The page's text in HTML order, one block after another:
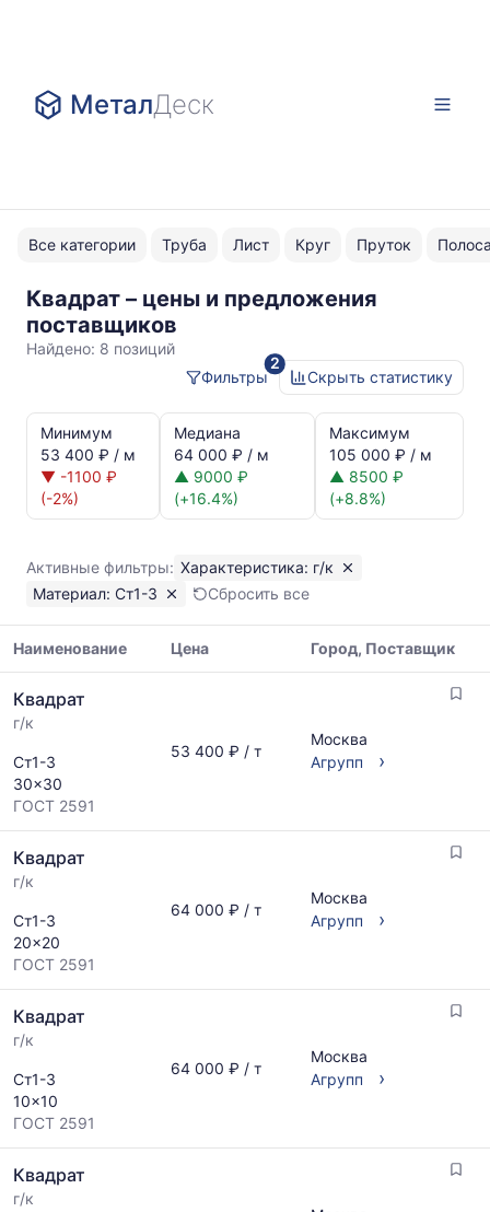
МеталДеск
Все категории Труба Лист Круг Пруток
Квадрат – цены и предложения
поставщиков
Ст1-
Найдено: 8 позиций
2
Фильтры
Скрыть статистику
динамика
цен:
Квадрат
г/
Ст1-
3
Показаны
минимальная,
медианная
цена
по
данным
прайс-
листов
последний
месяц.
рассчитывается
по
актуальным
предложениям
и
обновляется
мере
обновления
прайс-
листов.
Минимум
53 400 ₽ / м
▼ -1100 ₽
(-2%)
Медиана
64 000 ₽ / м
▲ 9000 ₽
(+16.4%)
Максимум
105 000 ₽ / м
▲ 8500 ₽
(+8.8%)
Активные фильтры: Характеристика: г/к
Материал: Ст1-3
Сбросить все
цен
на
указанием
ГОСТ,
размеров
поставщиков
запросу
Наименование Цена Город, Поставщик
Квадрат
г/к
Ст1-3
30x30
ГОСТ 2591
53 400 ₽ / т
Москва
Агрупп
›
Квадрат
г/к
Ст1-3
20x20
ГОСТ 2591
64 000 ₽ / т
Москва
Агрупп
›
Квадрат
г/к
Ст1-3
10x10
ГОСТ 2591
64 000 ₽ / т
Москва
Агрупп
›
Квадрат
г/к